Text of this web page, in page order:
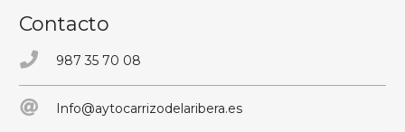
Contacto
987 35 70 08
Info@aytocarrizodelaribera.es